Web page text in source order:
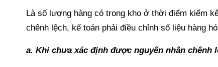
Là số lượng hàng có trong kho ở thời điểm kiểm
chênh lệch, kế toán phải điều chỉnh số liệu hàng
a. Khi chưa xác định được nguyên nhân chênh